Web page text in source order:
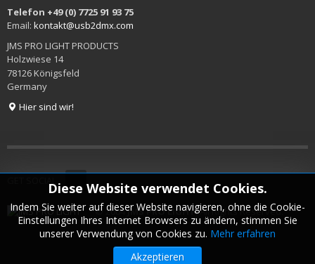
Telefon +49 (0) 7725 91 93 75
Email: kontakt@usb2dmx.com
JMS PRO LIGHT PRODUCTS
Holzwiese 14
78126 Königsfeld
Germany
Hier sind wir!
© 2004JMS PRO LIGHT. All Rights Reserved.
Diese Website verwendet Cookies.
Indem Sie weiter auf dieser Website navigieren, ohne die Cookie-
Einstellungen Ihres Internet Browsers zu ändern, stimmen Sie
unserer Verwendung von Cookies zu. Mehr erfahren
Akzeptieren